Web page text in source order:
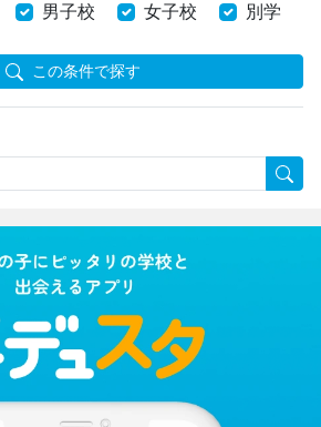
男子校 女子校 別学
この条件で探す